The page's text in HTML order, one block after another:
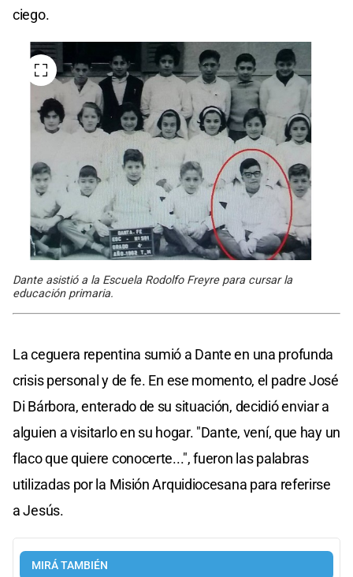
ciego.
Dante asistió a la Escuela Rodolfo Freyre para cursar la
educación primaria.
La ceguera repentina sumió a Dante en una profunda
crisis personal y de fe. En ese momento, el padre José
Di Bárbora, enterado de su situación, decidió enviar a
alguien a visitarlo en su hogar. "Dante, vení, que hay un
flaco que quiere conocerte...", fueron las palabras
utilizadas por la Misión Arquidiocesana para referirse
a Jesús.
MIRÁ TAMBIÉN